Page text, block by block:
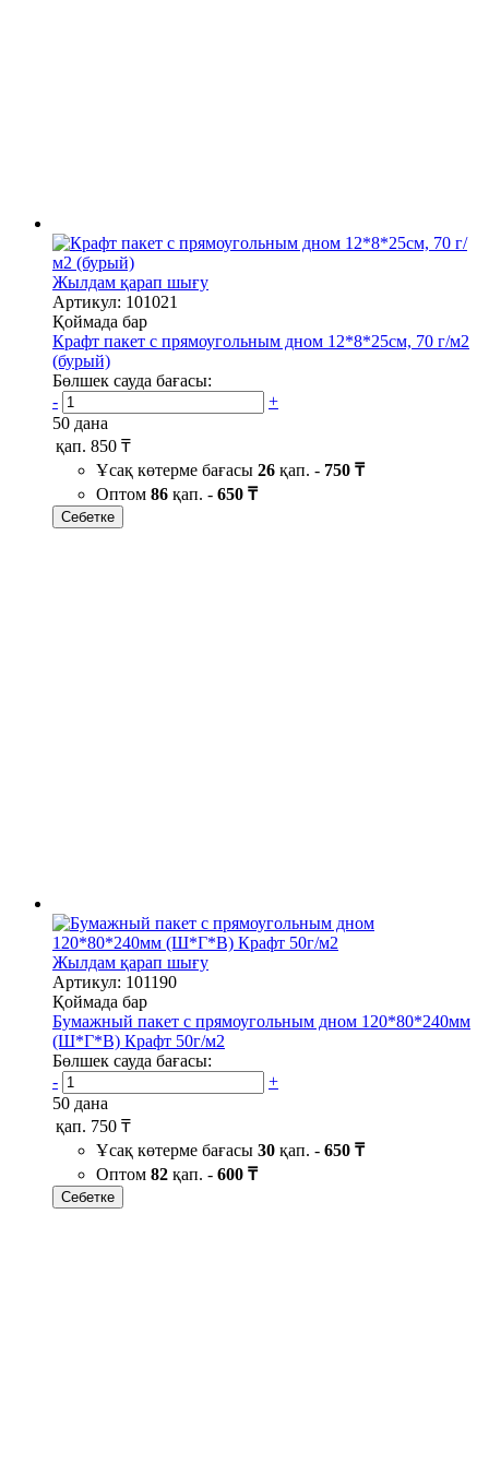
Жылдам қарап шығу
Артикул: 101021
Қоймада бар
Крафт пакет с прямоугольным дном 12*8*25см, 70 г/м2
(бурый)
Бөлшек сауда бағасы:
-
+
50 дана
қап. 850 ₸
Ұсақ көтерме бағасы 26 қап. - 750 ₸
Оптом 86 қап. - 650 ₸
Себетке
Жылдам қарап шығу
Артикул: 101190
Қоймада бар
Бумажный пакет с прямоугольным дном 120*80*240мм
(Ш*Г*В) Крафт 50г/м2
Бөлшек сауда бағасы:
-
+
50 дана
қап. 750 ₸
Ұсақ көтерме бағасы 30 қап. - 650 ₸
Оптом 82 қап. - 600 ₸
Себетке